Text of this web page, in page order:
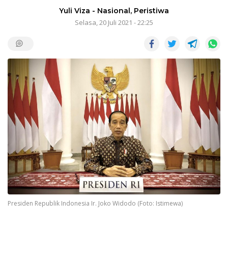
Yuli Viza - Nasional, Peristiwa
Selasa, 20 Juli 2021 - 22:25
Presiden Republik Indonesia Ir. Joko Widodo (Foto: Istimewa)